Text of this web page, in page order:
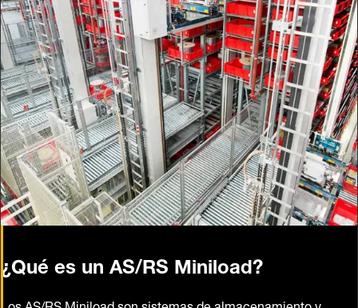
¿Qué es un AS/RS Miniload?